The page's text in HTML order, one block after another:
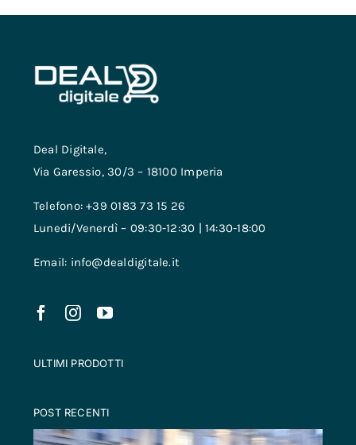
Deal Digitale,
Via Garessio, 30/3 – 18100 Imperia
Telefono: +39 0183 73 15 26
Lunedi/Venerdì – 09:30-12:30 | 14:30-18:00
Email: info@dealdigitale.it
ULTIMI PRODOTTI
POST RECENTI